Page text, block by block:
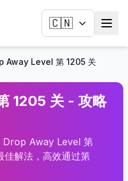
🇨🇳
Away Level 第 1205 关
1205 关 - 攻略
Drop Away Level 第
佳解法，高效通过第